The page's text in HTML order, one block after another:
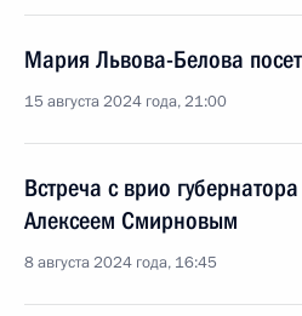
Мария Львова-Белова
15 августа 2024 года, 21:00
Встреча с врио
Алексеем Смирновым
8 августа 2024 года, 16:45